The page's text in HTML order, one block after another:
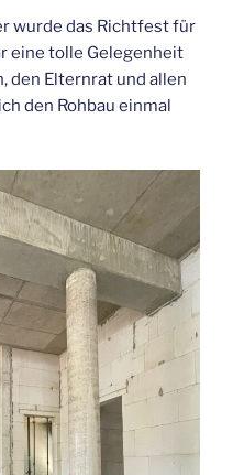
wurde das Richtfest für
eine tolle Gelegenheit
den Elternrat und allen
den Rohbau einmal